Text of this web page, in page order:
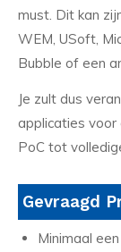
must. Dit kan
WEM, USoft,
Bubble of een
Je zult dus
applicaties voor
PoC tot
Gevraagd
Minimaal